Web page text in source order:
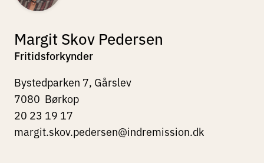
Margit Skov Pedersen
Fritidsforkynder
Bystedparken 7, Gårslev
7080 Børkop
20 23 19 17
margit.skov.pedersen@indremission.dk